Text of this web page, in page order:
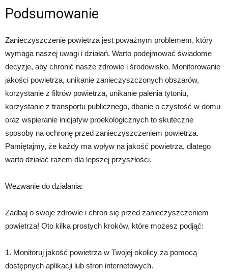
Podsumowanie
Zanieczyszczenie powietrza jest poważnym problemem, który
wymaga naszej uwagi i działań. Warto podejmować świadome
decyzje, aby chronić nasze zdrowie i środowisko. Monitorowanie
jakości powietrza, unikanie zanieczyszczonych obszarów,
korzystanie z filtrów powietrza, unikanie palenia tytoniu,
korzystanie z transportu publicznego, dbanie o czystość w domu
oraz wspieranie inicjatyw proekologicznych to skuteczne
sposoby na ochronę przed zanieczyszczeniem powietrza.
Pamiętajmy, że każdy ma wpływ na jakość powietrza, dlatego
warto działać razem dla lepszej przyszłości.
Wezwanie do działania:
Zadbaj o swoje zdrowie i chron się przed zanieczyszczeniem
powietrza! Oto kilka prostych kroków, które możesz podjąć:
1. Monitoruj jakość powietrza w Twojej okolicy za pomocą
dostępnych aplikacji lub stron internetowych.